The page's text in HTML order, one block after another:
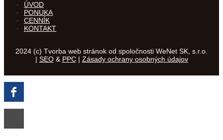
ÚVOD
PONUKA
CENNÍK
KONTAKT
2024 (c) Tvorba web stránok od spoločnosti WeNet SK, s.r.o.
| SEO& PPC| Zásady ochrany osobných údajov